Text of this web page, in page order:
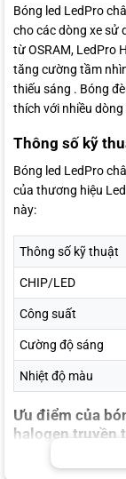
Bóng led LedPro
cho các dòng xe sử
từ OSRAM, LedPro
tăng cường tầm
thiếu sáng . Bóng
thích với nhiều
Thông số kỹ
Bóng led LedPro
của thương hiệu
này:
Thông số kỹ thuật
CHIP/LED
Công suất
Cường độ sáng
Nhiệt độ màu
Ưu điểm của
halogen truyền